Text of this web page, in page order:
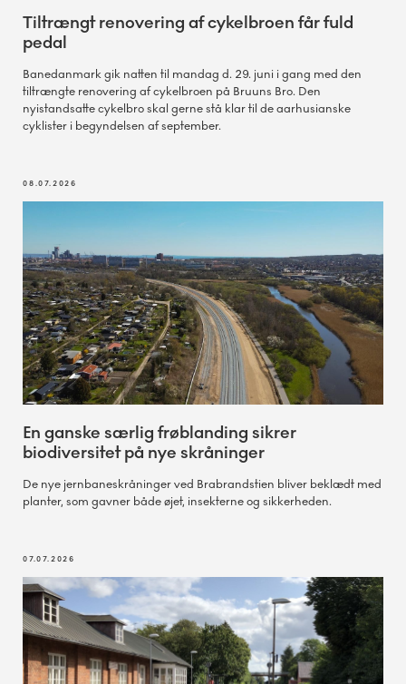
Tiltrængt renovering af cykelbroen får fuld
pedal
Banedanmark gik natten til mandag d. 29. juni i gang med den
tiltrængte renovering af cykelbroen på Bruuns Bro. Den
nyistandsatte cykelbro skal gerne stå klar til de aarhusianske
cyklister i begyndelsen af september.
08.07.2026
En ganske særlig frøblanding sikrer
biodiversitet på nye skråninger
De nye jernbaneskråninger ved Brabrandstien bliver beklædt med
planter, som gavner både øjet, insekterne og sikkerheden.
07.07.2026